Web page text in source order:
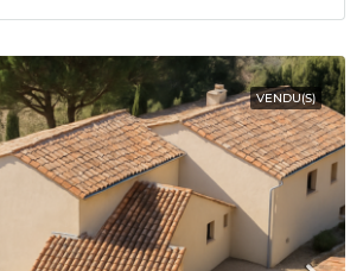
VENDU(S)